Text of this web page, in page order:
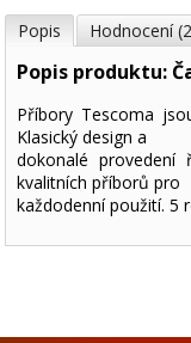
Popis Hodnocení
Popis produktu:
Příbory Tescoma
Klasický design a
dokonalé
kvalitních příborů pro
každodenní použití. 5